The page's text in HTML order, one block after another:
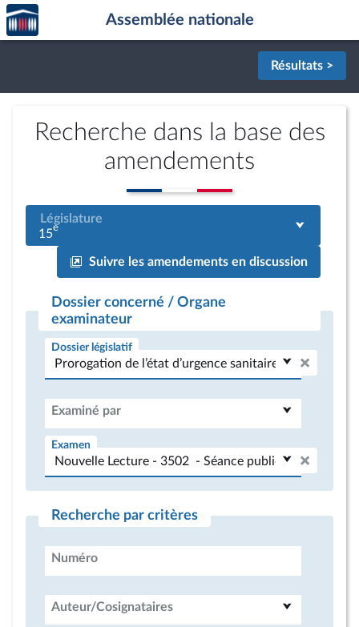
Aller au contenu
Aller en bas de la page
Accèder
à la
page
Assemblée nationale
Résultats >
Recherche dans la base des
amendements
Législature
15e
Suivre les amendements en discussion
Dossier concerné / Organe
examinateur
Dossier législatif
Examiné par
Examen
Recherche par critères
Numéro
Auteur/Cosignataires